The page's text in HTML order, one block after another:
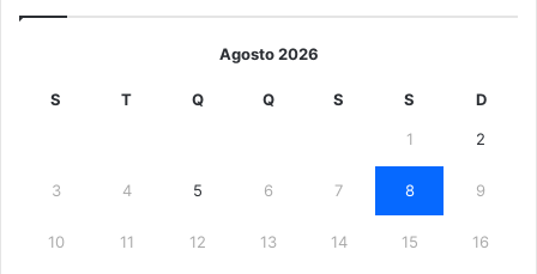
Agosto 2026
S T Q Q S S D
1 2
3 4 5 6 7 8 9
10 11 12 13 14 15 16